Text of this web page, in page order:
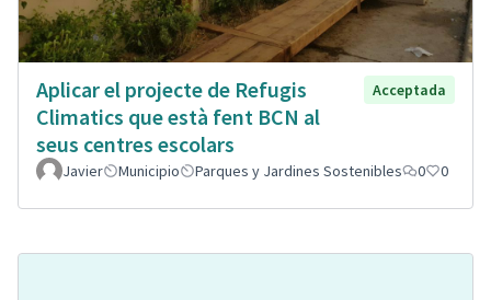
Aplicar el projecte de Refugis
Climatics que està fent BCN al
seus centres escolars
Acceptada
Javier Municipio Parques y Jardines Sostenibles 0 0